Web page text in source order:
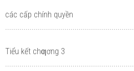
các cấp chính quyền
Tiểu kết chƣơng 3